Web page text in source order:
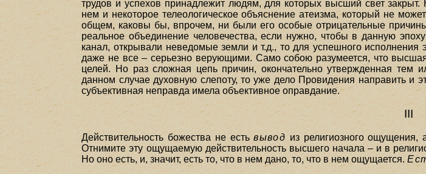
трудов и успехов принадлежит людям, для которых высший свет
нем и некоторое телеологическое объяснение атеизма, который не
общем, каковы бы, впрочем, ни были его особые отрицательные
реальное объединение человечества, если нужно, чтобы в данную
канал, открывали неведомые земли и т.д., то для успешного
даже не все – серьезно верующими. Само собою разумеется, что
целей. Но раз сложная цепь причин, окончательно утвержденная
данном случае духовную слепоту, то уже дело Провидения направить и
субъективная неправда имела объективное оправдание.
III
Действительность божества не естьвывод из религиозного ощущения,
Отнимите эту ощущаемую действительность высшего начала – и в
Но оно есть, и, значит, есть то, что в нем дано, то, что в нем ощущается.